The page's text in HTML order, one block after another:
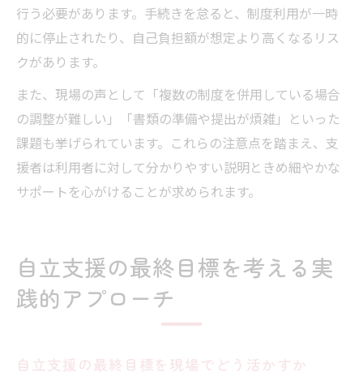
行う必要があります。手続きを怠ると、制度利用が一時
的に停止されたり、自己負担額が想定より高くなるリス
クがあります。
また、現場の声として「複数の制度を併用している場合
の調整が難しい」「書類の準備や提出が煩雑」といった
課題も挙げられています。これらの注意点を踏まえ、支
援者は利用者に対して分かりやすい説明ときめ細やかな
サポートを心がけることが求められます。
自立支援の最終目標を考える実
践的アプローチ
自立支援の最終目標を現場でどう活かすか